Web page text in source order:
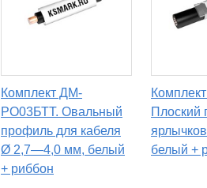
Комплект ДМ-
РО03БТТ. Овальный
профиль для кабеля
Ø 2,7—4,0 мм, белый
+ риббон
Плоский
белый +